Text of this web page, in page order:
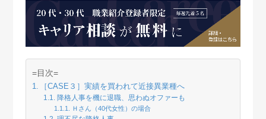
=目次=
［CASE３］実績を買われて近接異業種へ
降格人事を機に退職、思わぬオファーも
Ｈさん（40代女性）の場合